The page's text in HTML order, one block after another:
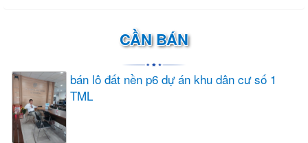
CẦN BÁN
bán lô đất nền p6 dự án khu dân cư số 1
TML